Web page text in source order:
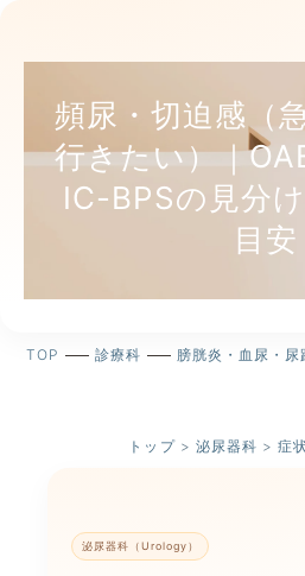
頻尿・切迫感（
行きたい）｜
IC-BPSの見分
目安
TOP 診療科 膀胱炎・血尿・
トップ> 泌尿器科 > 症
泌尿器科（Urology）